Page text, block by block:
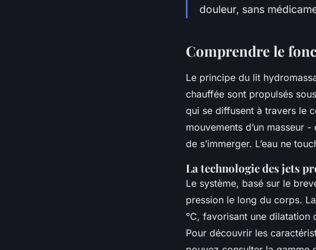
douleur, sans
Comprendre le
Le principe du lit
chauffée sont propulsés
qui se diffusent à travers le
mouvements d’un masseur
de s’immerger. L’eau ne
La technologie des jets
Le système, basé sur le
pression le long du corps.
°C, favorisant une dilatation
Pour découvrir les